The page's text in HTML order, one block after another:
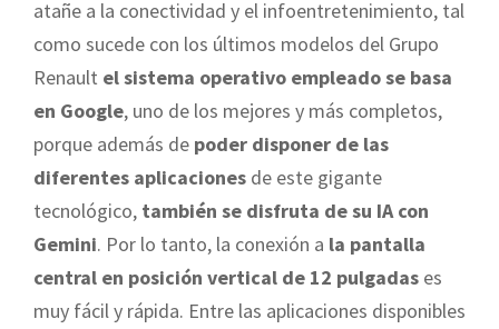
atañe a la conectividad y el infoentretenimiento, tal
como sucede con los últimos modelos del Grupo
Renault el sistema operativo empleado se basa
en Google, uno de los mejores y más completos,
porque además de poder disponer de las
diferentes aplicaciones de este gigante
tecnológico, también se disfruta de su IA con
Gemini. Por lo tanto, la conexión a la pantalla
central en posición vertical de 12 pulgadas es
muy fácil y rápida. Entre las aplicaciones disponibles